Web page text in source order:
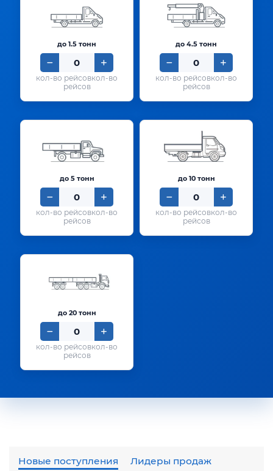
до 1.5 тонн
кол-во
рейсов
до 4.5 тонн
кол-во
рейсов
до 5 тонн
кол-во
рейсов
до 10 тонн
кол-во
рейсов
до 20 тонн
кол-во
рейсов
Новые поступления Лидеры продаж